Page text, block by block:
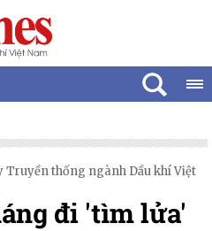
Truyền thống ngành Dầu khí Việt
đi 'tìm lửa'